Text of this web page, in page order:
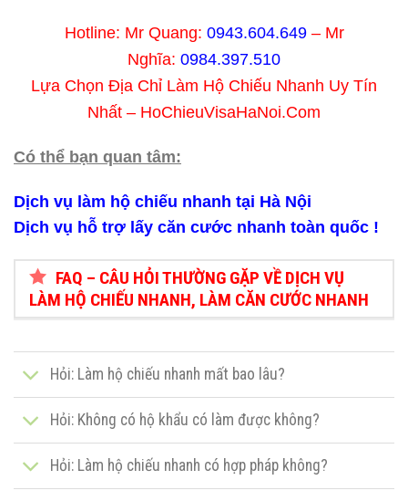
Hotline: Mr Quang: 0943.604.649– Mr
Nghĩa: 0984.397.510
Lựa Chọn Địa Chỉ Làm Hộ Chiếu Nhanh Uy Tín
Nhất – HoChieuVisaHaNoi.Com
Có thể bạn quan tâm:
Dịch vụ làm hộ chiếu nhanh tại Hà Nội
Dịch vụ hỗ trợ lấy căn cước nhanh toàn quốc !
FAQ – CÂU HỎI THƯỜNG GẶP VỀ DỊCH VỤ
LÀM HỘ CHIẾU NHANH, LÀM CĂN CƯỚC NHANH
Hỏi: Làm hộ chiếu nhanh mất bao lâu?
Hỏi: Không có hộ khẩu có làm được không?
Hỏi: Làm hộ chiếu nhanh có hợp pháp không?